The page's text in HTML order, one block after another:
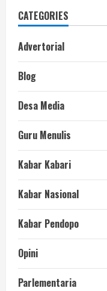
CATEGORIES
Advertorial
Blog
Desa Media
Guru Menulis
Kabar Kabari
Kabar Nasional
Kabar Pendopo
Opini
Parlementaria